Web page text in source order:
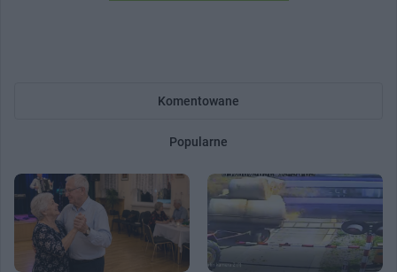
Komentowane
Popularne